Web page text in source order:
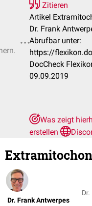
Zitieren
Artikel
Dr. Frank
Abrufbar unter:
https://
DocCheck
09.09.2019
Was zeigt
erstellen
Dr. Frank Antwerpes